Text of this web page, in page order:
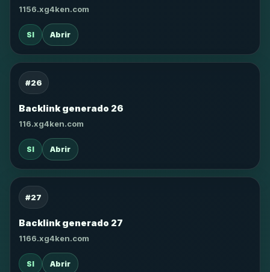
1156.xg4ken.com
SI Abrir
#26
Backlink generado 26
116.xg4ken.com
SI Abrir
#27
Backlink generado 27
1166.xg4ken.com
SI Abrir